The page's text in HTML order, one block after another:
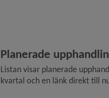
Planerade
Listan visar planerade
kvartal och en länk direkt till